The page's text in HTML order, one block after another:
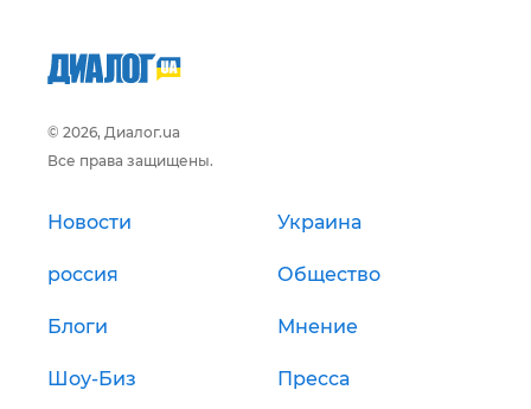
© 2026, Диалог.ua
Все права защищены.
Новости Украина
россия Общество
Блоги Мнение
Шоу-Биз Пресса